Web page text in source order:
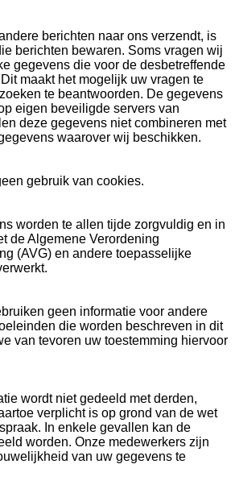
berichten naar ons verzendt, is
berichten bewaren. Soms vragen wij
gegevens die voor de desbetreffende
maakt het mogelijk uw vragen te
te beantwoorden. De gegevens
eigen beveiligde servers van
deze gegevens niet combineren met
waarover wij beschikken.
gebruik van cookies.
worden te allen tijde zorgvuldig en in
de Algemene Verordening
(AVG) en andere toepasselijke
geen informatie voor andere
die worden beschreven in dit
van tevoren uw toestemming hiervoor
wordt niet gedeeld met derden,
verplicht is op grond van de wet
In enkele gevallen kan de
worden. Onze medewerkers zijn
van uw gegevens te